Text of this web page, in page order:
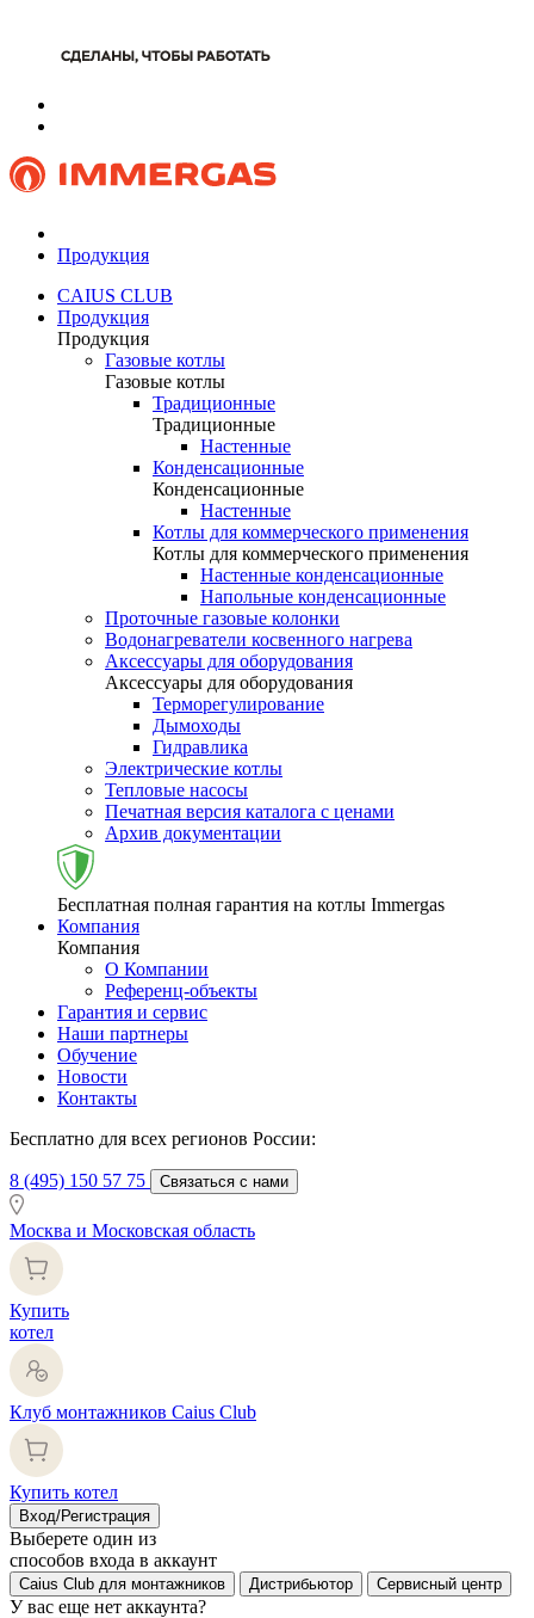
Продукция
CAIUS CLUB
Продукция
Продукция
Газовые котлы
Газовые котлы
Традиционные
Традиционные
Настенные
Конденсационные
Конденсационные
Настенные
Котлы для коммерческого применения
Котлы для коммерческого применения
Настенные конденсационные
Напольные конденсационные
Проточные газовые колонки
Водонагреватели косвенного нагрева
Аксессуары для оборудования
Аксессуары для оборудования
Терморегулирование
Дымоходы
Гидравлика
Электрические котлы
Тепловые насосы
Печатная версия каталога с ценами
Архив документации
Бесплатная полная гарантия на котлы Immergas
Компания
Компания
О Компании
Референц-объекты
Гарантия и сервис
Наши партнеры
Обучение
Новости
Контакты
Бесплатно для всех регионов России:
8 (495) 150 57 75 Связаться с нами
Москва и Московская область
Купить
котел
Клуб монтажников Caius Club
Купить котел
Вход/Регистрация
Выберете один из
способов входа в аккаунт
Caius Club для монтажников Дистрибьютор Сервисный центр
У вас еще нет аккаунта?